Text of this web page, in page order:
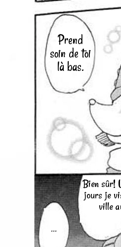
Prend
soin de toi
là bas.
Bien sûr!
jours je
ville
...